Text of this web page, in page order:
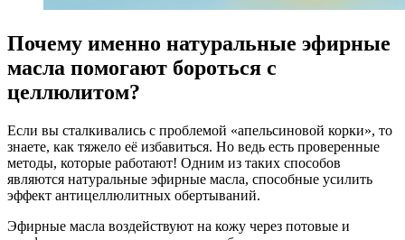
Почему именно натуральные эфирные
масла помогают бороться с
целлюлитом?
Если вы сталкивались с проблемой «апельсиновой корки», то
знаете, как тяжело её избавиться. Но ведь есть проверенные
методы, которые работают! Одним из таких способов
являются натуральные эфирные масла, способные усилить
эффект антицеллюлитных обертываний.
Эфирные масла воздействуют на кожу через потовые и